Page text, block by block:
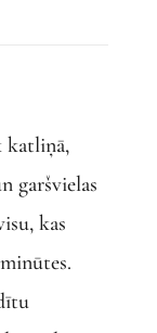
katliņā,
garšvielas
kas